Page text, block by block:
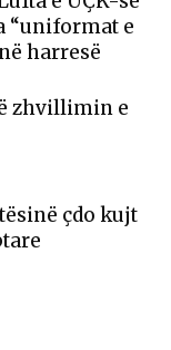
“uniformat e
harresë
zhvillimin e
çdo kujt